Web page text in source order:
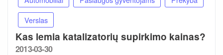
Verslas
Kas lemia katalizatorių supirkimo kainas?
Posted
2013-03-30